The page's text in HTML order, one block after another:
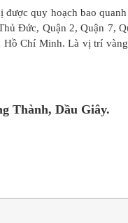
quy hoạch bao
Đức, Quận 2, Quận 7,
Chí Minh. Là vị trí vàng
Thành, Dầu Giây.